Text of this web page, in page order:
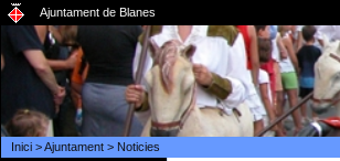
Ajuntament de Blanes
Inici>Ajuntament> Noticies